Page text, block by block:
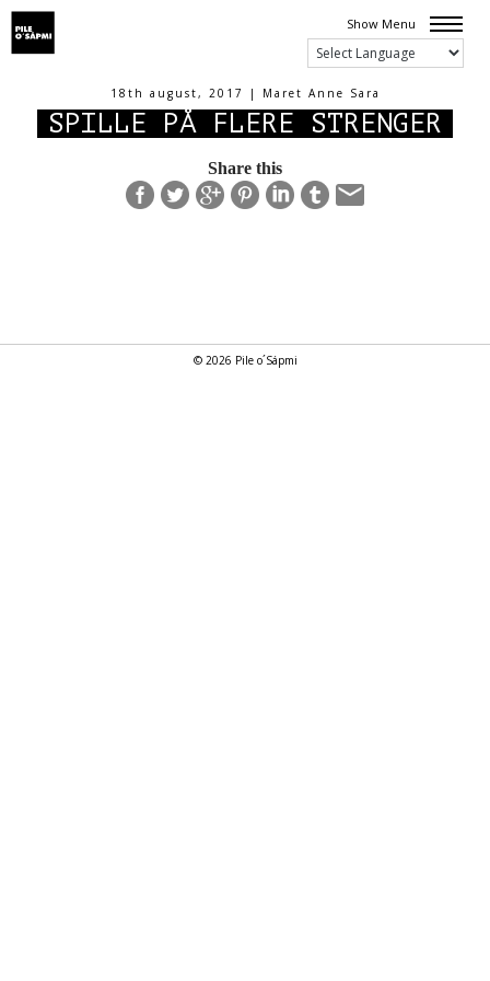
Show Menu
18th august, 2017 | Maret Anne Sara
SPILLE PÅ FLERE STRENGER
Share this
© 2026 Pile o´Sápmi